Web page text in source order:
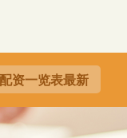
资一览表最新